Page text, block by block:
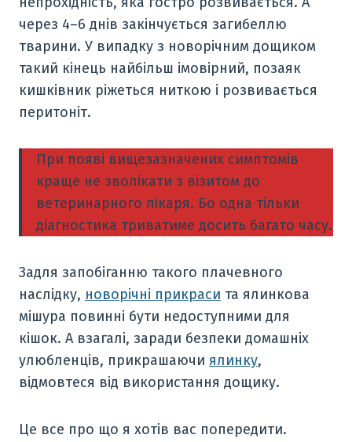
через 4–6 днів закінчується загибеллю
тварини. У випадку з новорічним дощиком
такий кінець найбільш імовірний, позаяк
кишківник ріжеться ниткою і розвивається
перитоніт.
При появі вищезазначених симптомів
краще не зволікати з візитом до
ветеринарного лікаря. Бо одна тільки
діагностика триватиме досить багато часу.
Задля запобіганню такого плачевного
наслідку, новорічні прикраси та ялинкова
мішура повинні бути недоступними для
кішок. А взагалі, заради безпеки домашніх
улюбленців, прикрашаючи ялинку,
відмовтеся від використання дощику.
Це все про що я хотів вас попередити.